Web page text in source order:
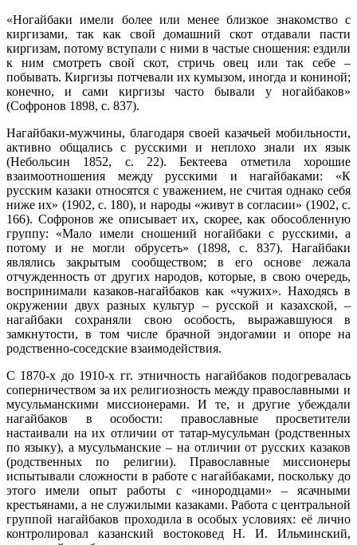
«Ногайбаки имели более или менее близкое знакомство с
киргизами, так как свой домашний скот отдавали пасти
киргизам, потому вступали с ними в частые сношения: ездили
к ним смотреть свой скот, стричь овец или так себе –
побывать. Киргизы потчевали их кумызом, иногда и кониной;
конечно, и сами киргизы часто бывали у ногайбаков»
(Софронов 1898, с. 837).
Нагайбаки-мужчины, благодаря своей казачьей мобильности,
активно общались с русскими и неплохо знали их язык
(Небольсин 1852, с. 22). Бектеева отметила хорошие
взаимоотношения между русскими и нагайбаками: «К
русским казаки относятся с уважением, не считая однако себя
ниже их» (1902, c. 180), и народы «живут в согласии» (1902, c.
166). Софронов же описывает их, скорее, как обособленную
группу: «Мало имели сношений ногайбаки с русскими, а
потому и не могли обрусеть» (1898, с. 837). Нагайбаки
являлись закрытым сообществом; в его основе лежала
отчужденность от других народов, которые, в свою очередь,
воспринимали казаков-нагайбаков как «чужих». Находясь в
окружении двух разных культур – русской и казахской, –
нагайбаки сохраняли свою особость, выражавшуюся в
замкнутости, в том числе брачной эндогамии и опоре на
родственно-соседские взаимодействия.
С 1870-х до 1910-х гг. этничность нагайбаков подогревалась
соперничеством за их религиозность между православными и
мусульманскими миссионерами. И те, и другие убеждали
нагайбаков в особости: православные просветители
настаивали на их отличии от татар-мусульман (родственных
по языку), а мусульманские – на отличии от русских казаков
(родственных по религии). Православные миссионеры
испытывали сложности в работе с нагайбаками, поскольку до
этого имели опыт работы с «инородцами» – ясачными
крестьянами, а не служилыми казаками. Работа с центральной
группой нагайбаков проходила в особых условиях: её лично
контролировал казанский востоковед Н. И. Ильминский,